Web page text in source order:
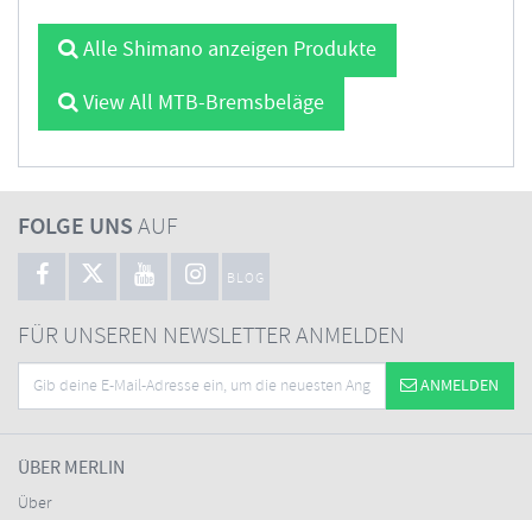
Alle Shimano anzeigen Produkte
View All MTB-Bremsbeläge
FOLGE UNSAUF
BLOG
FÜR UNSEREN NEWSLETTER ANMELDEN
ANMELDEN
ÜBER MERLIN
Über